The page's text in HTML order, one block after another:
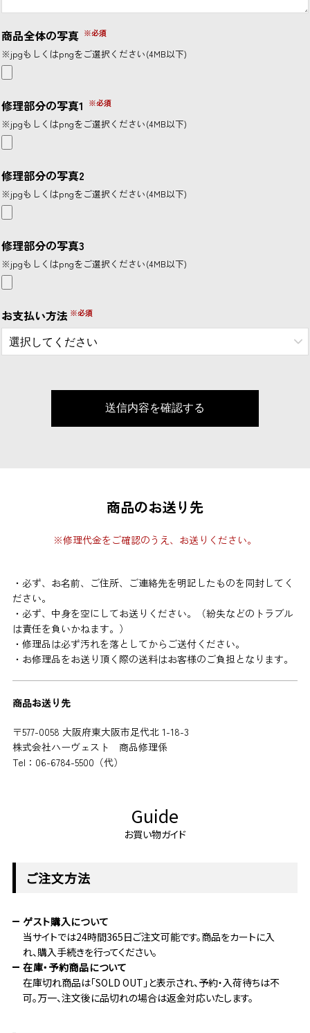
商品全体の写真
※jpgもしくはpngをご選択ください(4MB以下)
修理部分の写真1
※jpgもしくはpngをご選択ください(4MB以下)
修理部分の写真2
※jpgもしくはpngをご選択ください(4MB以下)
修理部分の写真3
※jpgもしくはpngをご選択ください(4MB以下)
お支払い方法
商品のお送り先
※修理代金をご確認のうえ、お送りください。
・必ず、お名前、ご住所、ご連絡先を明記したものを同封してく
ださい。
・必ず、中身を空にしてお送りください。（紛失などのトラブル
は責任を負いかねます。）
・修理品は必ず汚れを落としてからご送付ください。
・お修理品をお送り頂く際の送料はお客様のご負担となります。
商品お送り先
〒577-0058 大阪府東大阪市足代北 1-18-3
株式会社ハーヴェスト 商品修理係
Tel：06-6784-5500（代）
Guide
お買い物ガイド
ご注文方法
ゲスト購入について
当サイトでは24時間365日ご注文可能です。商品をカートに入
れ、購入手続きを行ってください。
在庫・予約商品について
在庫切れ商品は「SOLD OUT」と表示され、予約・入荷待ちは不
可。万一、注文後に品切れの場合は返金対応いたします。